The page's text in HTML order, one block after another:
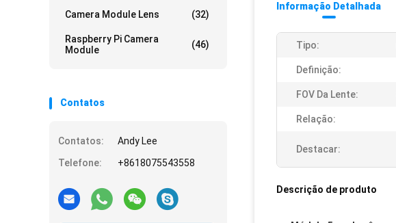
Camera Module Lens (32)
Raspberry Pi Camera
Module
(46)
Contatos
Contatos:
Andy Lee
Telefone:
+8618075543558
Informação Detalhada
Tipo:
Definição:
FOV Da Lente:
Relação:
Destacar:
Descrição de produto